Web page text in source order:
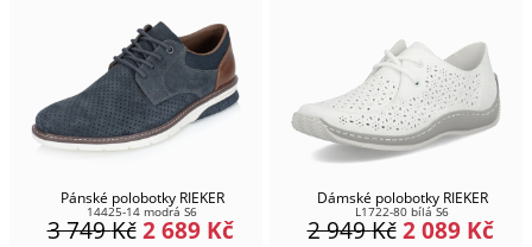
Pánské polobotky RIEKER
14425-14 modrá S6
2 689 Kč
3 749Kč
Dámské polobotky RIEKER
L1722-80 bílá S6
2 089 Kč
2 949Kč